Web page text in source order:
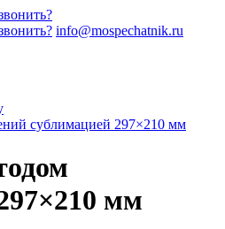
info@mospechatnik.ru
сублимацией 297×210 мм
мм